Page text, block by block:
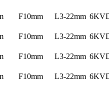
F10mm L3-22mm
F10mm L3-22mm
F10mm L3-22mm
F10mm L3-22mm